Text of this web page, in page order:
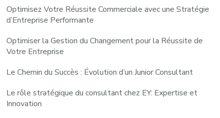
Optimisez Votre Réussite Commerciale avec une Stratégie
d’Entreprise Performante
Optimiser la Gestion du Changement pour la Réussite de
Votre Entreprise
Le Chemin du Succès : Évolution d’un Junior Consultant
Le rôle stratégique du consultant chez EY: Expertise et
Innovation